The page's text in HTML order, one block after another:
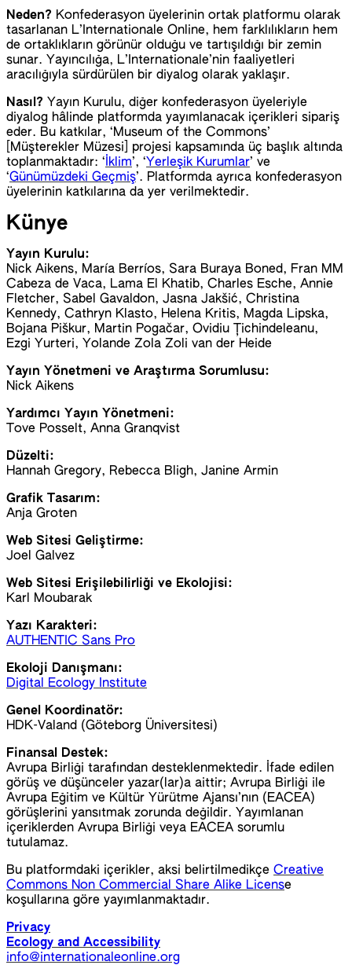
Neden? Konfederasyon üyelerinin ortak platformu olarak
tasarlanan L’Internationale Online, hem farklılıkların hem
de ortaklıkların görünür olduğu ve tartışıldığı bir zemin
sunar. Yayıncılığa, L’Internationale’nin faaliyetleri
aracılığıyla sürdürülen bir diyalog olarak yaklaşır.
Nasıl? Yayın Kurulu, diğer konfederasyon üyeleriyle
diyalog hâlinde platformda yayımlanacak içerikleri sipariş
eder. Bu katkılar, ‘Museum of the Commons’
[Müşterekler Müzesi] projesi kapsamında üç başlık altında
toplanmaktadır: ‘İklim’, ‘Yerleşik Kurumlar’ ve
‘Günümüzdeki Geçmiş’. Platformda ayrıca konfederasyon
üyelerinin katkılarına da yer verilmektedir.
Künye
Yayın Kurulu:
Nick Aikens, María Berríos, Sara Buraya Boned, Fran MM
Cabeza de Vaca, Lama El Khatib, Charles Esche, Annie
Fletcher, Sabel Gavaldon, Jasna Jakšić, Christina
Kennedy, Cathryn Klasto, Helena Kritis, Magda Lipska,
Bojana Piškur, Martin Pogačar, Ovidiu Țichindeleanu,
Ezgi Yurteri, Yolande Zola Zoli van der Heide
Yayın Yönetmeni ve Araştırma Sorumlusu:
Nick Aikens
Yardımcı Yayın Yönetmeni:
Tove Posselt, Anna Granqvist
Düzelti:
Hannah Gregory, Rebecca Bligh, Janine Armin
Grafik Tasarım:
Anja Groten
Web Sitesi Geliştirme:
Joel Galvez
Web Sitesi Erişilebilirliği ve Ekolojisi:
Karl Moubarak
Yazı Karakteri:
AUTHENTIC Sans Pro
Ekoloji Danışmanı:
Digital Ecology Institute
Genel Koordinatör:
HDK-Valand (Göteborg Üniversitesi)
Finansal Destek:
Avrupa Birliği tarafından desteklenmektedir. İfade edilen
görüş ve düşünceler yazar(lar)a aittir; Avrupa Birliği ile
Avrupa Eğitim ve Kültür Yürütme Ajansı’nın (EACEA)
görüşlerini yansıtmak zorunda değildir. Yayımlanan
içeriklerden Avrupa Birliği veya EACEA sorumlu
tutulamaz.
Bu platformdaki içerikler, aksi belirtilmedikçe Creative
Commons Non Commercial Share Alike License
koşullarına göre yayımlanmaktadır.
Privacy
Ecology and Accessibility
info@internationaleonline.org